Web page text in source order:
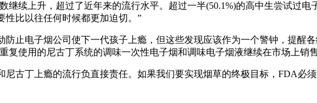
继续上升，超过了近年来的流行水平。 超过一半(50.1%)的高中生尝试过
性比以往任何时候都更加迫切。”
止电子烟公司使下一代孩子上瘾，但这些发现应该作为一个警钟，提醒各
复使用的尼古丁系统的调味一次性电子烟和调味电子烟液继续在市场上销售
古丁上瘾的流行负直接责任。 如果我们要实现烟草的终极目标，FDA必